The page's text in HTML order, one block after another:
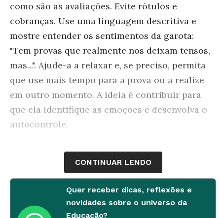
como são as avaliações. Evite rótulos e
cobranças. Use uma linguagem descritiva e
mostre entender os sentimentos da garota:
"Tem provas que realmente nos deixam tensos,
mas...". Ajude-a a relaxar e, se preciso, permita
que use mais tempo para a prova ou a realize
em outro momento. A ideia é contribuir para
que ela identifique as emoções e desenvolva o
autocontrole.
CONTINUAR LENDO
Quer receber dicas, reflexões e
novidades sobre o universo da
Educação?